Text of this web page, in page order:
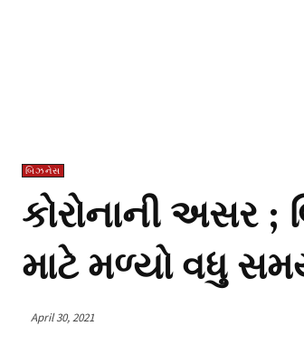
બિઝનેસ
કોરોનાની અસર
માટે મળ્યો વધુ
April 30, 2021